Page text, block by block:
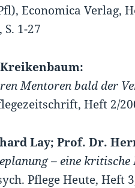
Economica Verlag,
S. 1-27
Kreikenbaum:
Mentoren bald der
Heft 2/
Lay; Prof. Dr.
– eine kritische
Pflege Heute, Heft